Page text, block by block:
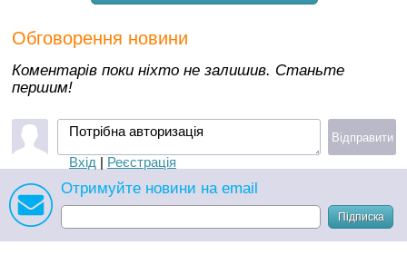
Обговорення новини
Коментарів поки ніхто не залишив. Станьте
першим!
Потрібна авторизація
Вхід | Реєстрація
Відправити
Отримуйте новини на email
Підписка